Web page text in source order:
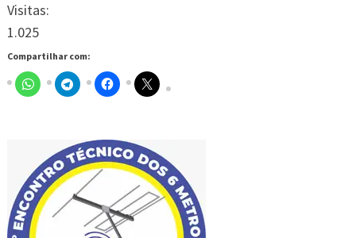
Visitas:
1.025
Compartilhar com: